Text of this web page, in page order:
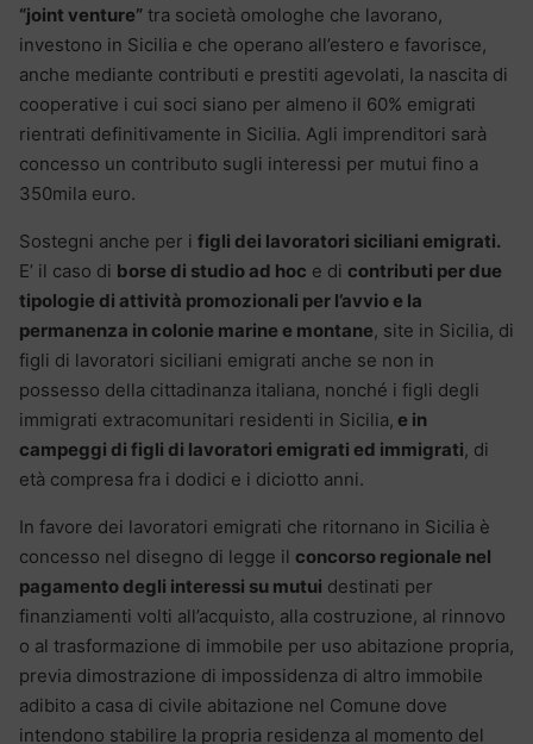
“joint venture” tra società omologhe che lavorano,
investono in Sicilia e che operano all’estero e favorisce,
anche mediante contributi e prestiti agevolati, la nascita di
cooperative i cui soci siano per almeno il 60% emigrati
rientrati definitivamente in Sicilia. Agli imprenditori sarà
concesso un contributo sugli interessi per mutui fino a
350mila euro.
Sostegni anche per i figli dei lavoratori siciliani emigrati.
E’ il caso di borse di studio ad hoc e di contributi per due
tipologie di attività promozionali per l’avvio e la
permanenza in colonie marine e montane, site in Sicilia, di
figli di lavoratori siciliani emigrati anche se non in
possesso della cittadinanza italiana, nonché i figli degli
immigrati extracomunitari residenti in Sicilia, e in
campeggi di figli di lavoratori emigrati ed immigrati, di
età compresa fra i dodici e i diciotto anni.
In favore dei lavoratori emigrati che ritornano in Sicilia è
concesso nel disegno di legge il concorso regionale nel
pagamento degli interessi su mutui destinati per
finanziamenti volti all’acquisto, alla costruzione, al rinnovo
o al trasformazione di immobile per uso abitazione propria,
previa dimostrazione di impossidenza di altro immobile
adibito a casa di civile abitazione nel Comune dove
intendono stabilire la propria residenza al momento del